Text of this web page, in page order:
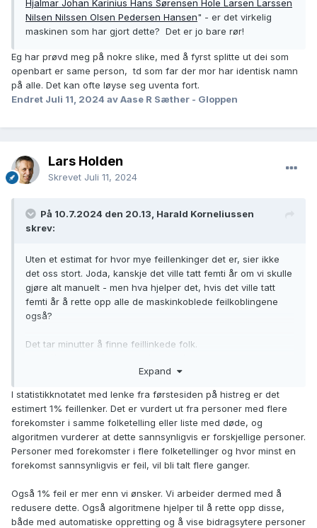
Hjalmar Johan Karinius Hans Sørensen Hole Larsen Larssen
Nilsen Nilssen Olsen Pedersen Hansen" - er det virkelig
maskinen som har gjort dette? Det er jo bare rør!
Eg har prøvd meg på nokre slike, med å fyrst splitte ut dei som
openbart er same person, td som far der mor har identisk namn
på alle. Det kan ofte løyse seg uventa fort.
Endret Juli 11, 2024 av Aase R Sæther - Gloppen
Lars Holden
Skrevet Juli 11, 2024
På 10.7.2024 den 20.13, Harald Korneliussen
skrev:
Uten et estimat for hvor mye feillenkinger det er, sier ikke
det oss stort. Joda, kanskje det ville tatt femti år om vi skulle
gjøre alt manuelt - men hva hjelper det, hvis det ville tatt
femti år å rette opp alle de maskinkoblede feilkoblingene
også?
Det tar minutter å finne feillinkede folk.
mange sekundene før en finner feillenkede folk:
https://histreg.no/index.php/person/pc00000004082213
Han der er til og med en "kjendis", Martin Linge, men han er
blitt automatisk blandet sammen med en annen Martin fra
Sunnmøre som tilfeldigvis var født på samme dag, Martin
Expand
I statistikknotatet med lenke fra førstesiden på histreg er det
estimert 1% feillenker. Det er vurdert ut fra personer med flere
forekomster i samme folketelling eller liste med døde, og
algoritmen vurderer at dette sannsynligvis er forskjellige personer.
Personer med forekomster i flere folketellinger og hvor minst en
forekomst sannsynligvis er feil, vil bli talt flere ganger.
Også 1% feil er mer enn vi ønsker. Vi arbeider dermed med å
redusere dette. Også algoritmene hjelper til å rette opp disse,
både med automatiske oppretting og å vise bidragsytere personer